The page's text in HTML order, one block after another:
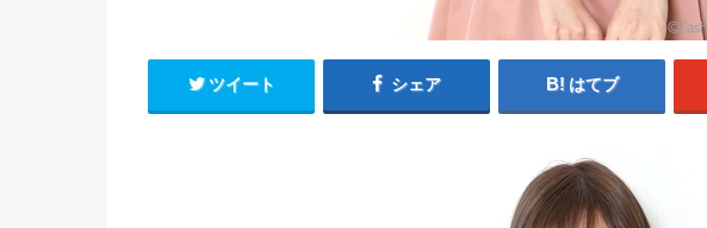
ツイート シェア はてブ